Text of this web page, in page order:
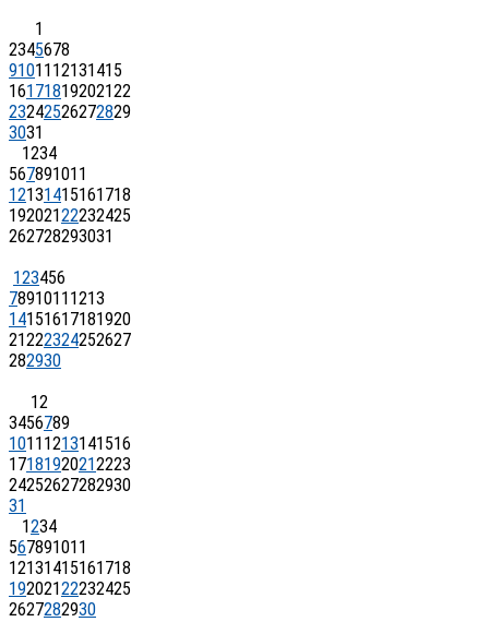
1
2345678
91011 12131415
16171819202122
23242526272829
3031
1234
567891011
12131415161718
19202122232425
262728293031
123456
7891011 1213
14151617181920
21222324252627
282930
12
3456789
1011 1213141516
17181920212223
24252627282930
31
1234
567891011
12131415161718
19202122232425
2627282930